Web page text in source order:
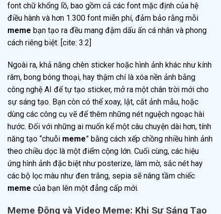
font chữ khổng lồ, bao gồm cả các font mặc định của hệ
điều hành và hơn 1.300 font miễn phí, đảm bảo rằng mỗi
meme bạn tạo ra đều mang đậm dấu ấn cá nhân và phong
cách riêng biệt. [cite: 3:2]
Ngoài ra, khả năng chèn sticker hoặc hình ảnh khác như kính
râm, bong bóng thoại, hay thậm chí là xóa nền ảnh bằng
công nghệ AI để tự tạo sticker, mở ra một chân trời mới cho
sự sáng tạo. Bạn còn có thể xoay, lật, cắt ảnh mẫu, hoặc
dùng các công cụ vẽ để thêm những nét nguệch ngoạc hài
hước. Đối với những ai muốn kể một câu chuyện dài hơn, tính
năng tạo “chuỗi meme” bằng cách xếp chồng nhiều hình ảnh
theo chiều dọc là một điểm cộng lớn. Cuối cùng, các hiệu
ứng hình ảnh đặc biệt như posterize, làm mờ, sắc nét hay
các bộ lọc màu như đen trắng, sepia sẽ nâng tầm chiếc
meme của bạn lên một đẳng cấp mới.
Meme Động và Video Meme: Khi Sự Sáng Tạo